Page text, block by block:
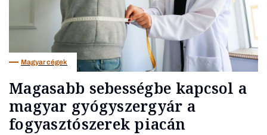
Magyar cégek
Magasabb sebességbe kapcsol a
magyar gyógyszergyár a
fogyasztószerek piacán